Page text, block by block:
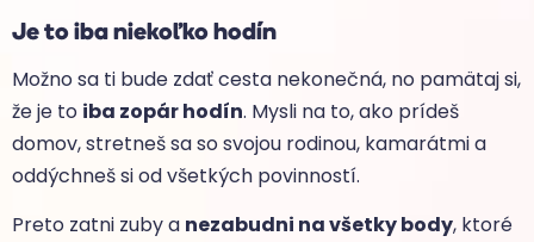
Je to iba niekoľko hodín
Možno sa ti bude zdať cesta nekonečná, no pamätaj si,
že je to iba zopár hodín. Mysli na to, ako prídeš
domov, stretneš sa so svojou rodinou, kamarátmi a
oddýchneš si od všetkých povinností.
Preto zatni zuby a nezabudni na všetky body, ktoré